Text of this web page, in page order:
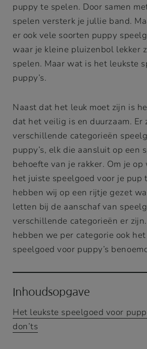
puppy te spelen. Door samen
spelen versterk je jullie band.
er ook vele soorten puppy
waar je kleine pluizenbol lekker
spelen. Maar wat is het leukste
puppy’s.
Naast dat het leuk moet zijn is
dat het veilig is en duurzaam. Er
verschillende categorieën
puppy’s, elk die aansluit op een
behoefte van je rakker. Om je
het juiste speelgoed voor je pup
hebben wij op een rijtje gezet
letten bij de aanschaf van
verschillende categorieën er
hebben we per categorie ook
speelgoed voor puppy’s
Inhoudsopgave
Het leukste speelgoed voor
don’ts